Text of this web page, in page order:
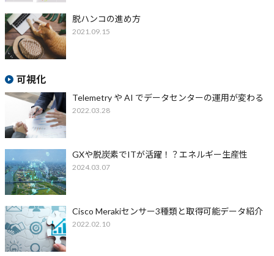
脱ハンコの進め方
2021.09.15
可視化
Telemetry や AI でデータセンターの運用が変わる
2022.03.28
GXや脱炭素でITが活躍！？エネルギー生産性
2024.03.07
Cisco Merakiセンサー3種類と取得可能データ紹介
2022.02.10